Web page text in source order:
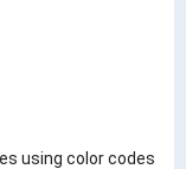
using color codes